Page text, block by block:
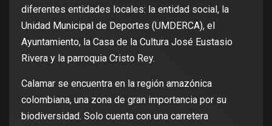
diferentes entidades locales: la entidad social, la
Unidad Municipal de Deportes (UMDERCA), el
Ayuntamiento, la Casa de la Cultura José Eustasio
Rivera y la parroquia Cristo Rey.
Calamar se encuentra en la región amazónica
colombiana, una zona de gran importancia por su
biodiversidad. Solo cuenta con una carretera